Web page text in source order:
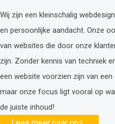
Wij zijn een kleinschalig
en persoonlijke aandacht. Onze
van websites die door onze
zijn. Zonder kennis van techniek
een website voorzien zijn van
maar onze focus ligt vooral op
de juiste inhoud!